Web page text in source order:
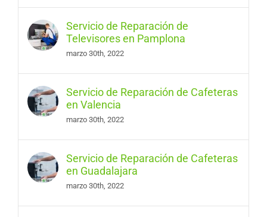
Servicio de Reparación de
Televisores en Pamplona
marzo 30th, 2022
Servicio de Reparación de Cafeteras
en Valencia
marzo 30th, 2022
Servicio de Reparación de Cafeteras
en Guadalajara
marzo 30th, 2022